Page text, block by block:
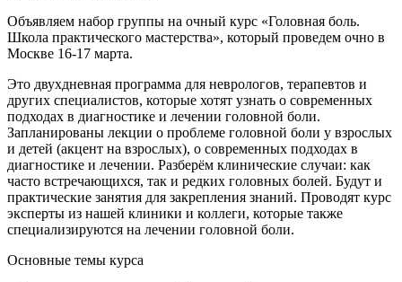
Объявляем набор группы на очный курс «Головная боль.
Школа практического мастерства», который проведем очно в
Москве 16-17 марта.
Это двухдневная программа для неврологов, терапевтов и
других специалистов, которые хотят узнать о современных
подходах в диагностике и лечении головной боли.
Запланированы лекции о проблеме головной боли у взрослых
и детей (акцент на взрослых), о современных подходах в
диагностике и лечении. Разберём клинические случаи: как
часто встречающихся, так и редких головных болей. Будут и
практические занятия для закрепления знаний. Проводят курс
эксперты из нашей клиники и коллеги, которые также
специализируются на лечении головной боли.
Основные темы курса